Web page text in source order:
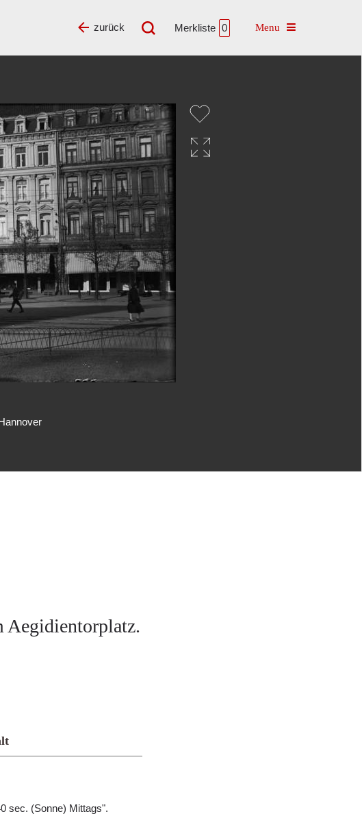
Merkliste 0 Toggle navigation
zurück
Aegidientorplatz.
sec. (Sonne) Mittags".